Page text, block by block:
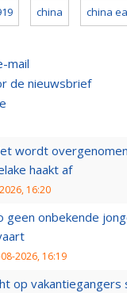
china china
mail
de nieuwsbrief
wordt
haakt af
16:20
geen onbekende
2026, 16:19
op vakantiegangers